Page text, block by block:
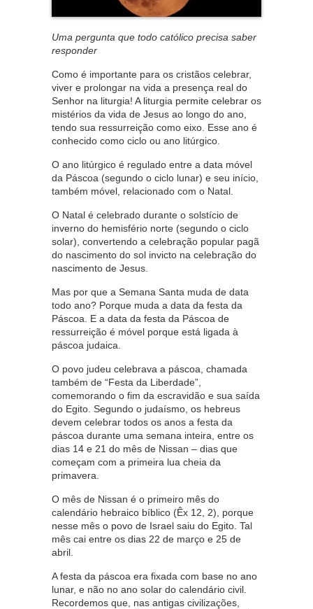
Uma pergunta que todo católico precisa saber
responder
Como é importante para os cristãos celebrar,
viver e prolongar na vida a presença real do
Senhor na liturgia! A liturgia permite celebrar os
mistérios da vida de Jesus ao longo do ano,
tendo sua ressurreição como eixo. Esse ano é
conhecido como ciclo ou ano litúrgico.
O ano litúrgico é regulado entre a data móvel
da Páscoa (segundo o ciclo lunar) e seu início,
também móvel, relacionado com o Natal.
O Natal é celebrado durante o solstício de
inverno do hemisfério norte (segundo o ciclo
solar), convertendo a celebração popular pagã
do nascimento do sol invicto na celebração do
nascimento de Jesus.
Mas por que a Semana Santa muda de data
todo ano? Porque muda a data da festa da
Páscoa. E a data da festa da Páscoa de
ressurreição é móvel porque está ligada à
páscoa judaica.
O povo judeu celebrava a páscoa, chamada
também de “Festa da Liberdade”,
comemorando o fim da escravidão e sua saída
do Egito. Segundo o judaísmo, os hebreus
devem celebrar todos os anos a festa da
páscoa durante uma semana inteira, entre os
dias 14 e 21 do mês de Nissan – dias que
começam com a primeira lua cheia da
primavera.
O mês de Nissan é o primeiro mês do
calendário hebraico bíblico (Êx 12, 2), porque
nesse mês o povo de Israel saiu do Egito. Tal
mês cai entre os dias 22 de março e 25 de
abril.
A festa da páscoa era fixada com base no ano
lunar, e não no ano solar do calendário civil.
Recordemos que, nas antigas civilizações,